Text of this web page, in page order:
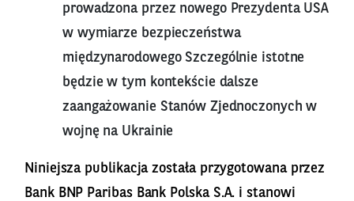
prowadzona przez nowego Prezydenta USA
w wymiarze bezpieczeństwa
międzynarodowego Szczególnie istotne
będzie w tym kontekście dalsze
zaangażowanie Stanów Zjednoczonych w
wojnę na Ukrainie
Niniejsza publikacja została przygotowana przez
Bank BNP Paribas Bank Polska S.A. i stanowi